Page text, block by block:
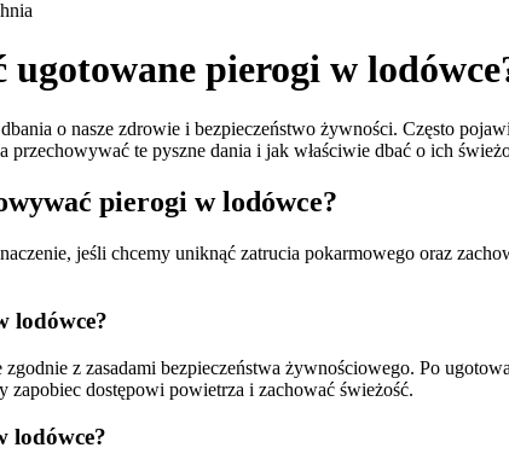
ugotowane pierogi w
o nasze zdrowie i bezpieczeństwo żywności. Często
te pyszne dania i jak właściwie dbać o ich
pierogi w lodówce?
jeśli chcemy uniknąć zatrucia pokarmowego oraz
lodówce?
z zasadami bezpieczeństwa żywnościowego. Po
dostępowi powietrza i zachować świeżość.
lodówce?